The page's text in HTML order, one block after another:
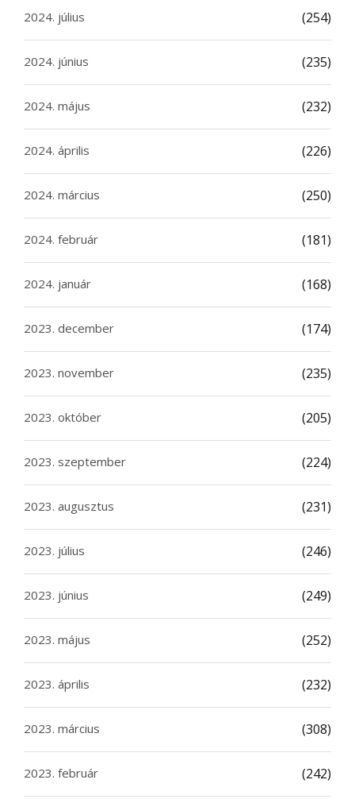
2024. július (254)
2024. június (235)
2024. május (232)
2024. április (226)
2024. március (250)
2024. február (181)
2024. január (168)
2023. december (174)
2023. november (235)
2023. október (205)
2023. szeptember (224)
2023. augusztus (231)
2023. július (246)
2023. június (249)
2023. május (252)
2023. április (232)
2023. március (308)
2023. február (242)